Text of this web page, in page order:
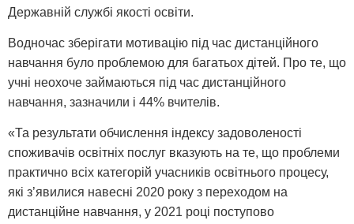
Державній службі якості освіти.
Водночас зберігати мотивацію під час дистанційного
навчання було проблемою для багатьох дітей. Про те, що
учні неохоче займаються під час дистанційного
навчання, зазначили і 44% вчителів.
«Та результати обчислення індексу задоволеності
споживачів освітніх послуг вказують на те, що проблеми
практично всіх категорій учасників освітнього процесу,
які з’явилися навесні 2020 року з переходом на
дистанційне навчання, у 2021 році поступово